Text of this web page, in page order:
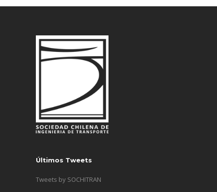
Últimos Tweets
Tweets by SOCHITRAN